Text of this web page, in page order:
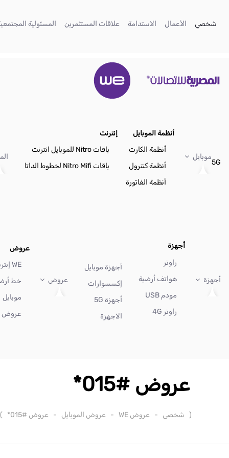
شخصي
الأعمال الاستدامة
(current) علاقات المستثمرين
(current) المسئولية
5G
موبايل
أنظمة الموبايل
أنظمة الكارت
أنظمة كنترول
أنظمة الفاتورة
إنترنت
باقات Nitro للموبايل انترنت
باقات Nitro Mifi لخطوط الداتا
أجهزة
أجهزة
راوتر
هواتف أرضية
مودم USB
راوتر 4G
أجهزة موبايل
إكسسوارات
أجهزة 5G
الاجهزة
عروض
عروض
WE إنترنت
خط
موبايل
عروض
عروض #015*
( شخصى - عروض WE - عروض الموبايل - عروض #015* )